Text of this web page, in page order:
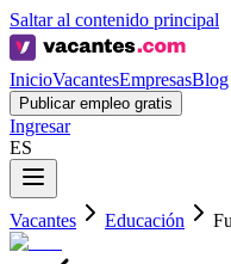
Saltar al contenido principal
InicioVacantesEmpresasBlog
Publicar empleo gratis
Ingresar
ES
Vacantes Educación